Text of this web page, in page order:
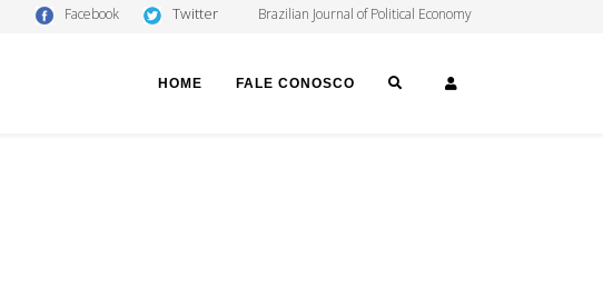
Facebook Twitter Brazilian Journal of Political Economy
HOME FALE CONOSCO SEARCH